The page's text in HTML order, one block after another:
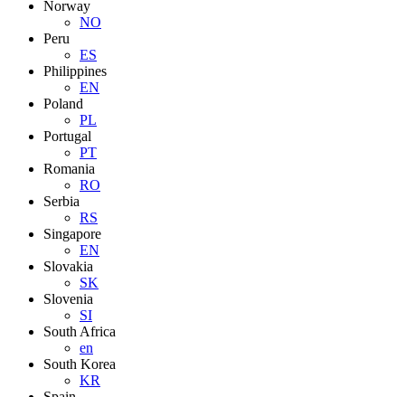
Norway
NO
Peru
ES
Philippines
EN
Poland
PL
Portugal
PT
Romania
RO
Serbia
RS
Singapore
EN
Slovakia
SK
Slovenia
SI
South Africa
en
South Korea
KR